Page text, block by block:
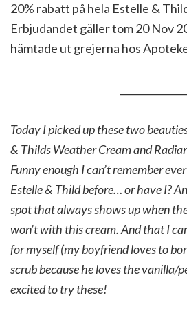
20% rabatt på hela Estelle &
Erbjudandet gäller tom 20 Nov
hämtade ut grejerna hos
Today I picked up these two
& Thilds Weather Cream and
Funny enough I can’t remember
Estelle & Thild before… or have I?
spot that always shows up when
won’t with this cream. And that I
for myself (my boyfriend loves to
scrub because he loves the vanilla/
excited to try these!